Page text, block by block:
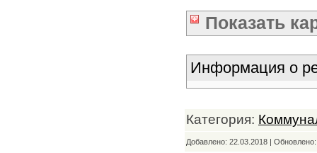
Показать
Информация о
Категория:
Добавлено: 22.03.2018 |